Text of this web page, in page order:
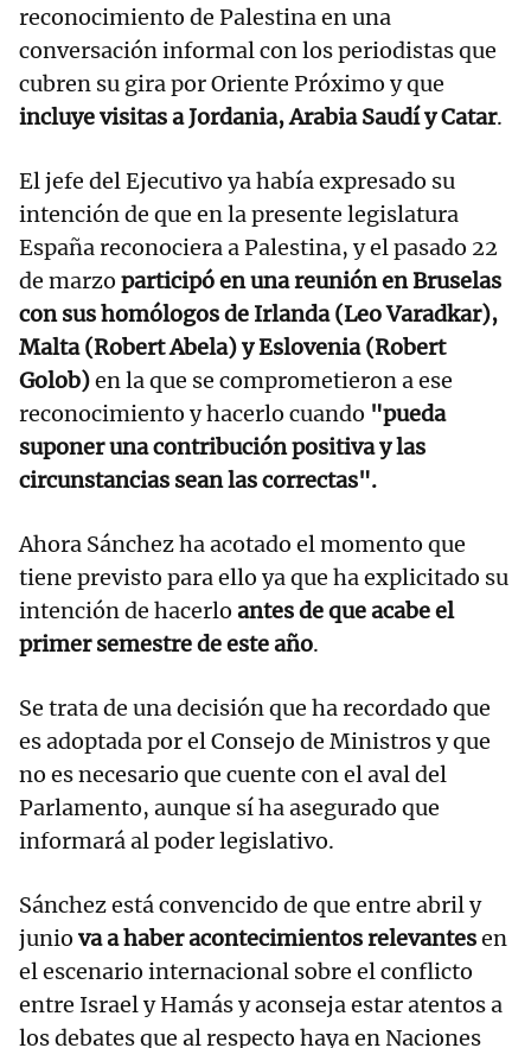
reconocimiento de Palestina en una
conversación informal con los periodistas que
cubren su gira por Oriente Próximo y que
incluye visitas a Jordania, Arabia Saudí y Catar.
El jefe del Ejecutivo ya había expresado su
intención de que en la presente legislatura
España reconociera a Palestina, y el pasado 22
de marzo participó en una reunión en Bruselas
con sus homólogos de Irlanda (Leo Varadkar),
Malta (Robert Abela) y Eslovenia (Robert
Golob)en la que se comprometieron a ese
reconocimiento y hacerlo cuando "pueda
suponer una contribución positiva y las
circunstancias sean las correctas".
Ahora Sánchez ha acotado el momento que
tiene previsto para ello ya que ha explicitado su
intención de hacerlo antes de que acabe el
primer semestre de este año.
Se trata de una decisión que ha recordado que
es adoptada por el Consejo de Ministros y que
no es necesario que cuente con el aval del
Parlamento, aunque sí ha asegurado que
informará al poder legislativo.
Sánchez está convencido de que entre abril y
junio va a haber acontecimientos relevantesen
el escenario internacional sobre el conflicto
entre Israel y Hamás y aconseja estar atentos a
los debates que al respecto haya en Naciones